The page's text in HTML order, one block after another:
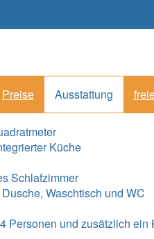
Preise Ausstattung
Küche
Schlafzimmer
Waschtisch und WC
Personen und zusätzlich ein